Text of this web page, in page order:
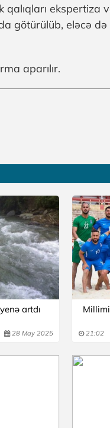
qalıqları ekspertiza
götürülüb, eləcə
aparılır.
artdı
28 May 2025 21:02